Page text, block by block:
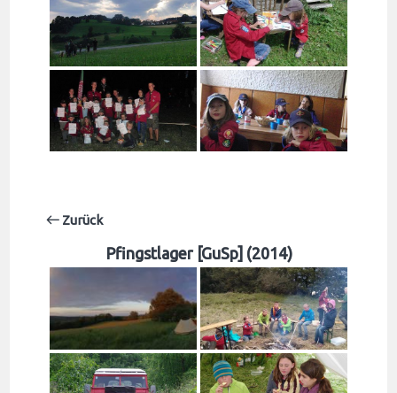
Zurück
Pfingstlager [GuSp] (2014)